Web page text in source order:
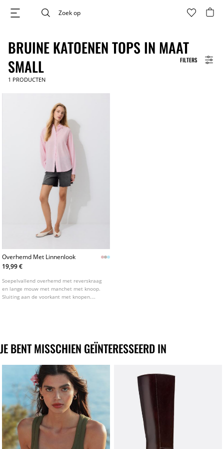
FILTERS
BRUINE KATOENEN TOPS IN MAAT
SMALL
1 PRODUCTEN
Overhemd Met Linnenlook
19,99 €
Soepelvallend overhemd met reverskraag
en lange mouw met manchet met knoop.
Sluiting aan de voorkant met knopen.
JE BENT MISSCHIEN GEÏNTERESSEERD IN